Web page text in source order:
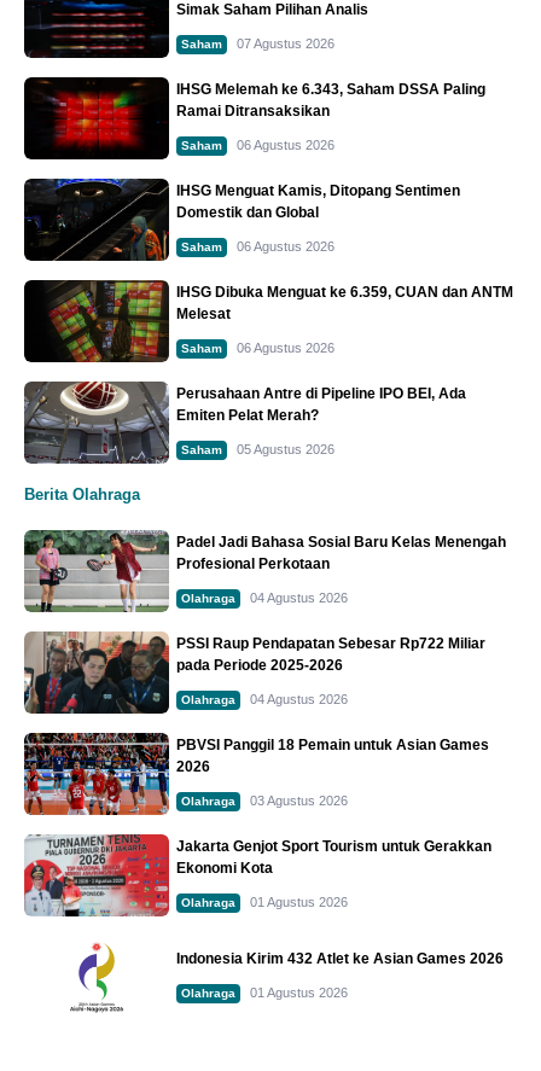
Simak Saham Pilihan Analis
Saham 07 Agustus 2026
IHSG Melemah ke 6.343, Saham DSSA Paling
Ramai Ditransaksikan
Saham 06 Agustus 2026
IHSG Menguat Kamis, Ditopang Sentimen
Domestik dan Global
Saham 06 Agustus 2026
IHSG Dibuka Menguat ke 6.359, CUAN dan ANTM
Melesat
Saham 06 Agustus 2026
Perusahaan Antre di Pipeline IPO BEI, Ada
Emiten Pelat Merah?
Saham 05 Agustus 2026
Berita Olahraga
Padel Jadi Bahasa Sosial Baru Kelas Menengah
Profesional Perkotaan
Olahraga 04 Agustus 2026
PSSI Raup Pendapatan Sebesar Rp722 Miliar
pada Periode 2025-2026
Olahraga 04 Agustus 2026
PBVSI Panggil 18 Pemain untuk Asian Games
2026
Olahraga 03 Agustus 2026
Jakarta Genjot Sport Tourism untuk Gerakkan
Ekonomi Kota
Olahraga 01 Agustus 2026
Indonesia Kirim 432 Atlet ke Asian Games 2026
Olahraga 01 Agustus 2026